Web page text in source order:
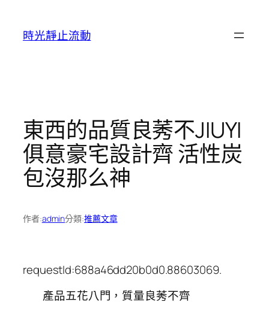
時光靜止流動
東西的品質良莠不JIUYI
俱意豪宅設計齊 活性炭
包沒那么神
作者:admin分類:推薦文章
requestId:688a46dd20b0d0.88603069.
產品五花八門，質量良莠不齊